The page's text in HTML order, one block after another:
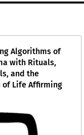
Algorithms of
with Rituals,
and the
of Life Affirming